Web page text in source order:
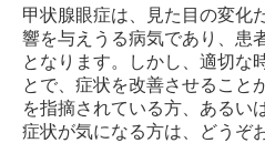
甲状腺眼症は、見た目の変化
響を与えうる病気であり、患
となります。しかし、適切な
とで、症状を改善させること
を指摘されている方、あるい
症状が気になる方は、どうぞ